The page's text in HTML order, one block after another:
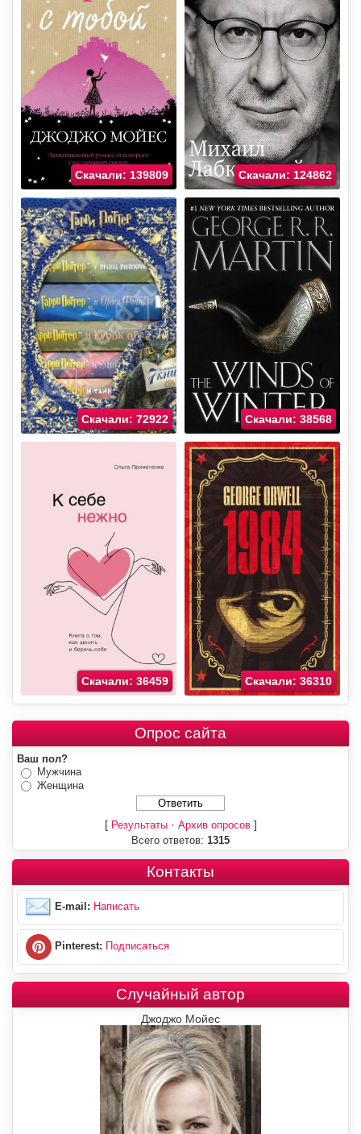
Скачали: 139809 Скачали: 124862
Скачали: 72922 Скачали: 38568
Скачали: 36459 Скачали: 36310
Опрос сайта
Ваш пол?
Мужчина
Женщина
[ Результаты· Архив опросов]
Всего ответов: 1315
Контакты
E-mail: Написать
Pinterest: Подписаться
Случайный автор
Джоджо Мойес